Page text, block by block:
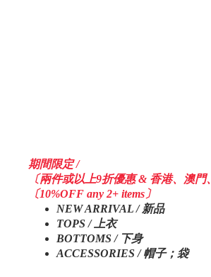
期間限定 /
〔兩件或以上9折優惠 & 香港、澳門
〔10%OFF any 2+ items〕
NEW ARRIVAL / 新品
TOPS / 上衣
BOTTOMS / 下身
ACCESSORIES / 帽子；袋